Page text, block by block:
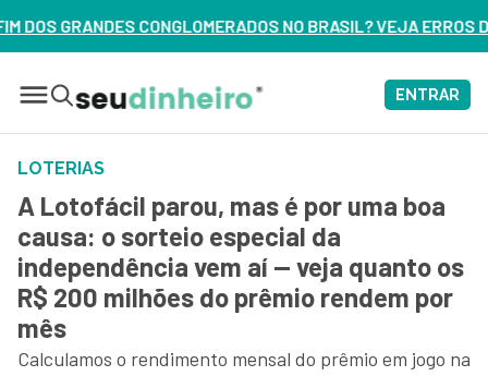
NO BRASIL? VEJA ERROS DE 3 DELES – ASSISTA AGORA
ENTRAR
LOTERIAS
A Lotofácil parou, mas é por uma boa
causa: o sorteio especial da
independência vem aí — veja quanto os
R$ 200 milhões do prêmio rendem por
mês
Calculamos o rendimento mensal do prêmio em jogo na